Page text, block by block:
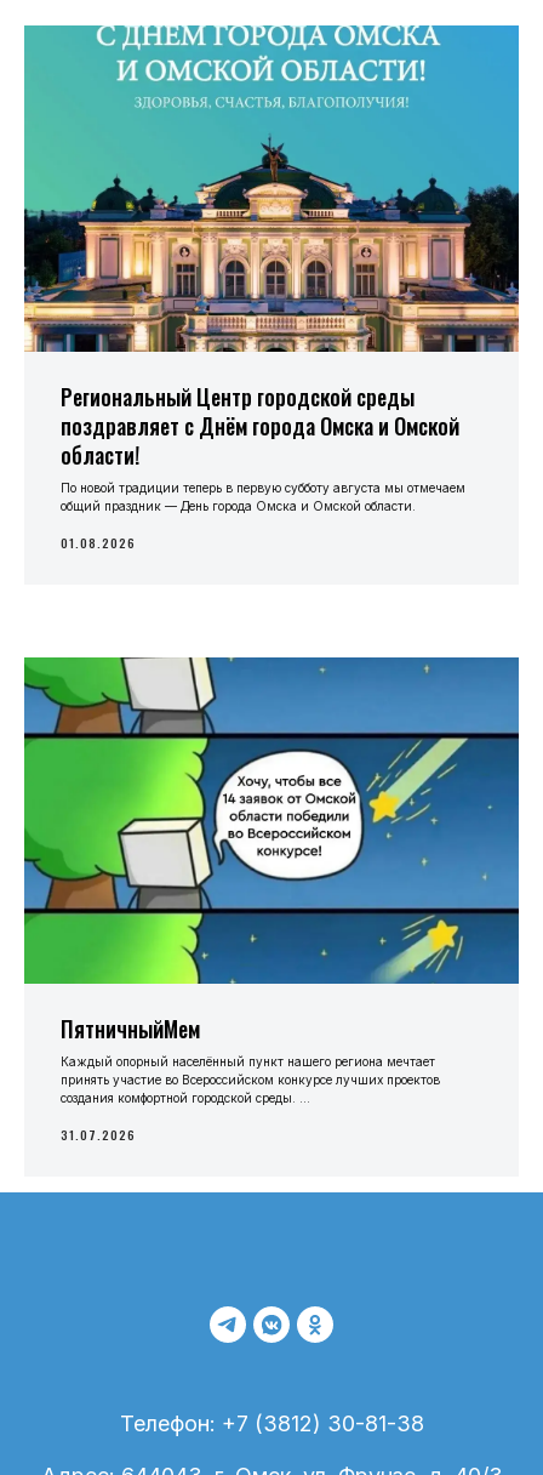
Региональный Центр городской среды
поздравляет с Днём города Омска и Омской
области!
По новой традиции теперь в первую субботу августа мы отмечаем
общий праздник — День города Омска и Омской области.
01.08.2026
ПятничныйМем
Каждый опорный населённый пункт нашего региона мечтает
принять участие во Всероссийском конкурсе лучших проектов
создания комфортной городской среды. ...
31.07.2026
Телефон: +7 (3812) 30-81-38